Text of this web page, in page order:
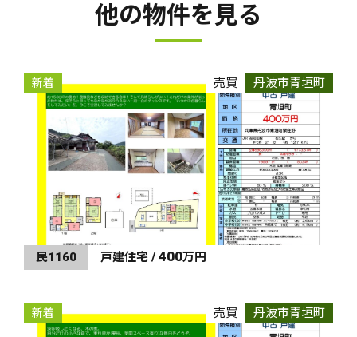
他の物件を見る
新着 売買 丹波市青垣町
民1160 戸建住宅 / 400万円
新着 売買 丹波市青垣町